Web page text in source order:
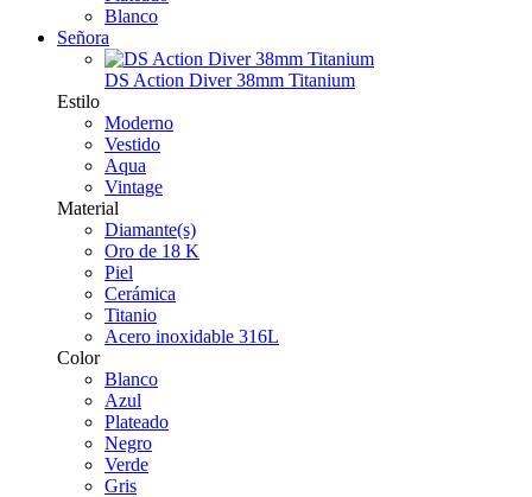
Blanco
Señora
DS Action Diver 38mm Titanium
Estilo
Moderno
Vestido
Aqua
Vintage
Material
Diamante(s)
Oro de 18 K
Piel
Cerámica
Titanio
Acero inoxidable 316L
Color
Blanco
Azul
Plateado
Negro
Verde
Gris